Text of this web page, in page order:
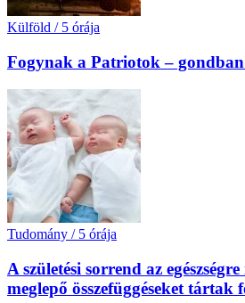
Külföld / 5 órája
Fogynak a Patriotok –
Tudomány / 5 órája
A születési sorrend az
meglepő összefüggéseket tártak